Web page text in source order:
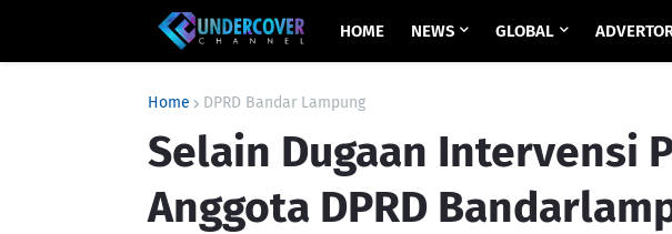
HOME NEWS GLOBAL
Home DPRD Bandar Lampung
Selain Dugaan Intervensi
Anggota DPRD